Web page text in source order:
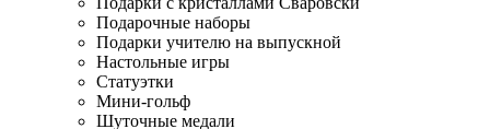
Подарочные наборы
Подарки учителю на выпускной
Настольные игры
Статуэтки
Мини-гольф
Шуточные медали